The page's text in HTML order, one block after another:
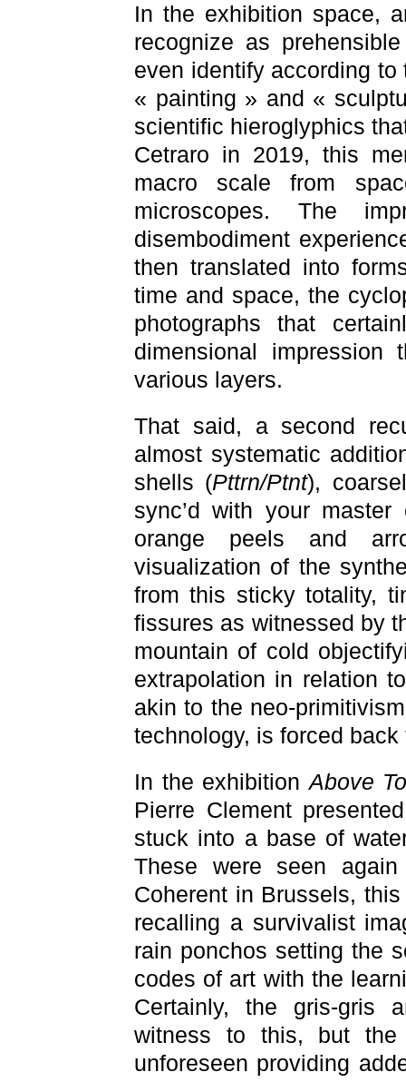
In the exhibition space,
recognize as
even identify according
« painting » and «
scientific hieroglyphics
Cetraro in 2019, this
macro scale from
microscopes. The
disembodiment
then translated into
time and space, the
photographs that
dimensional
various layers.
That said, a second
almost systematic
shells (Pttrn/Ptnt),
sync’d with your
orange peels and
visualization of the
from this sticky totality,
fissures as witnessed by
mountain of cold
extrapolation in relation
akin to the neo-
technology, is forced
In the exhibitionAbove
Pierre Clement
stuck into a base of
These were seen
Coherent in Brussels,
recalling a survivalist
rain ponchos setting the
codes of art with the
Certainly, the gris-gris
witness to this, but the
unforeseen providing